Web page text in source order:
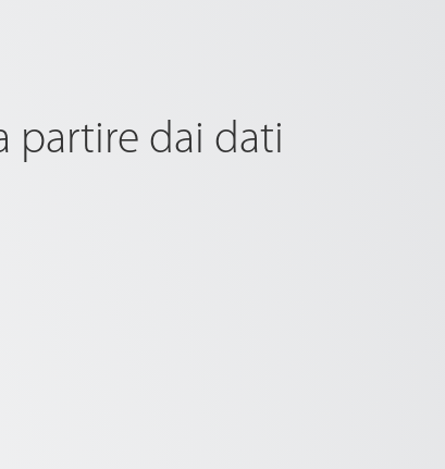
partire dai dati